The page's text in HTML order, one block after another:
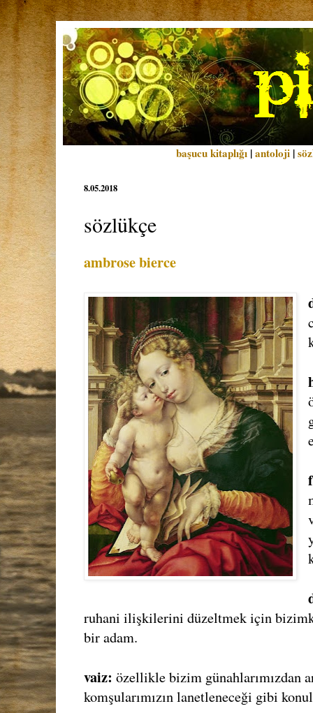
başucu kitaplığı |antoloji |
8.05.2018
sözlükçe
ambrose bierce
ruhani ilişkilerini düzeltmek için
bir adam.
vaiz: özellikle bizim günahlarımızdan
komşularımızın lanetleneceği gibi